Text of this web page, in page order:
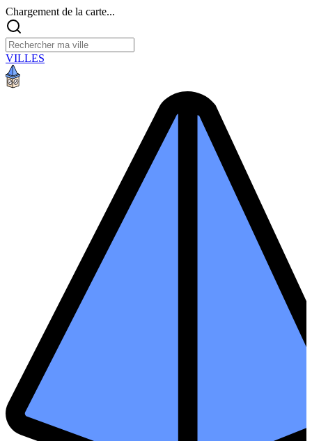
Chargement de la carte...
VILLES